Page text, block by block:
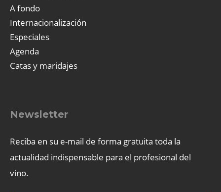
A fondo
Internacionalización
Especiales
Agenda
Catas y maridajes
Newsletter
Reciba en su e-mail de forma gratuita toda la
actualidad indispensable para el profesional del
vino.